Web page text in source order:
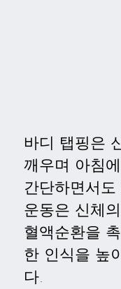
바디 탭핑은
깨우며 아침에
간단하면서
운동은 신체
혈액순환을
한 인식을 높
다.